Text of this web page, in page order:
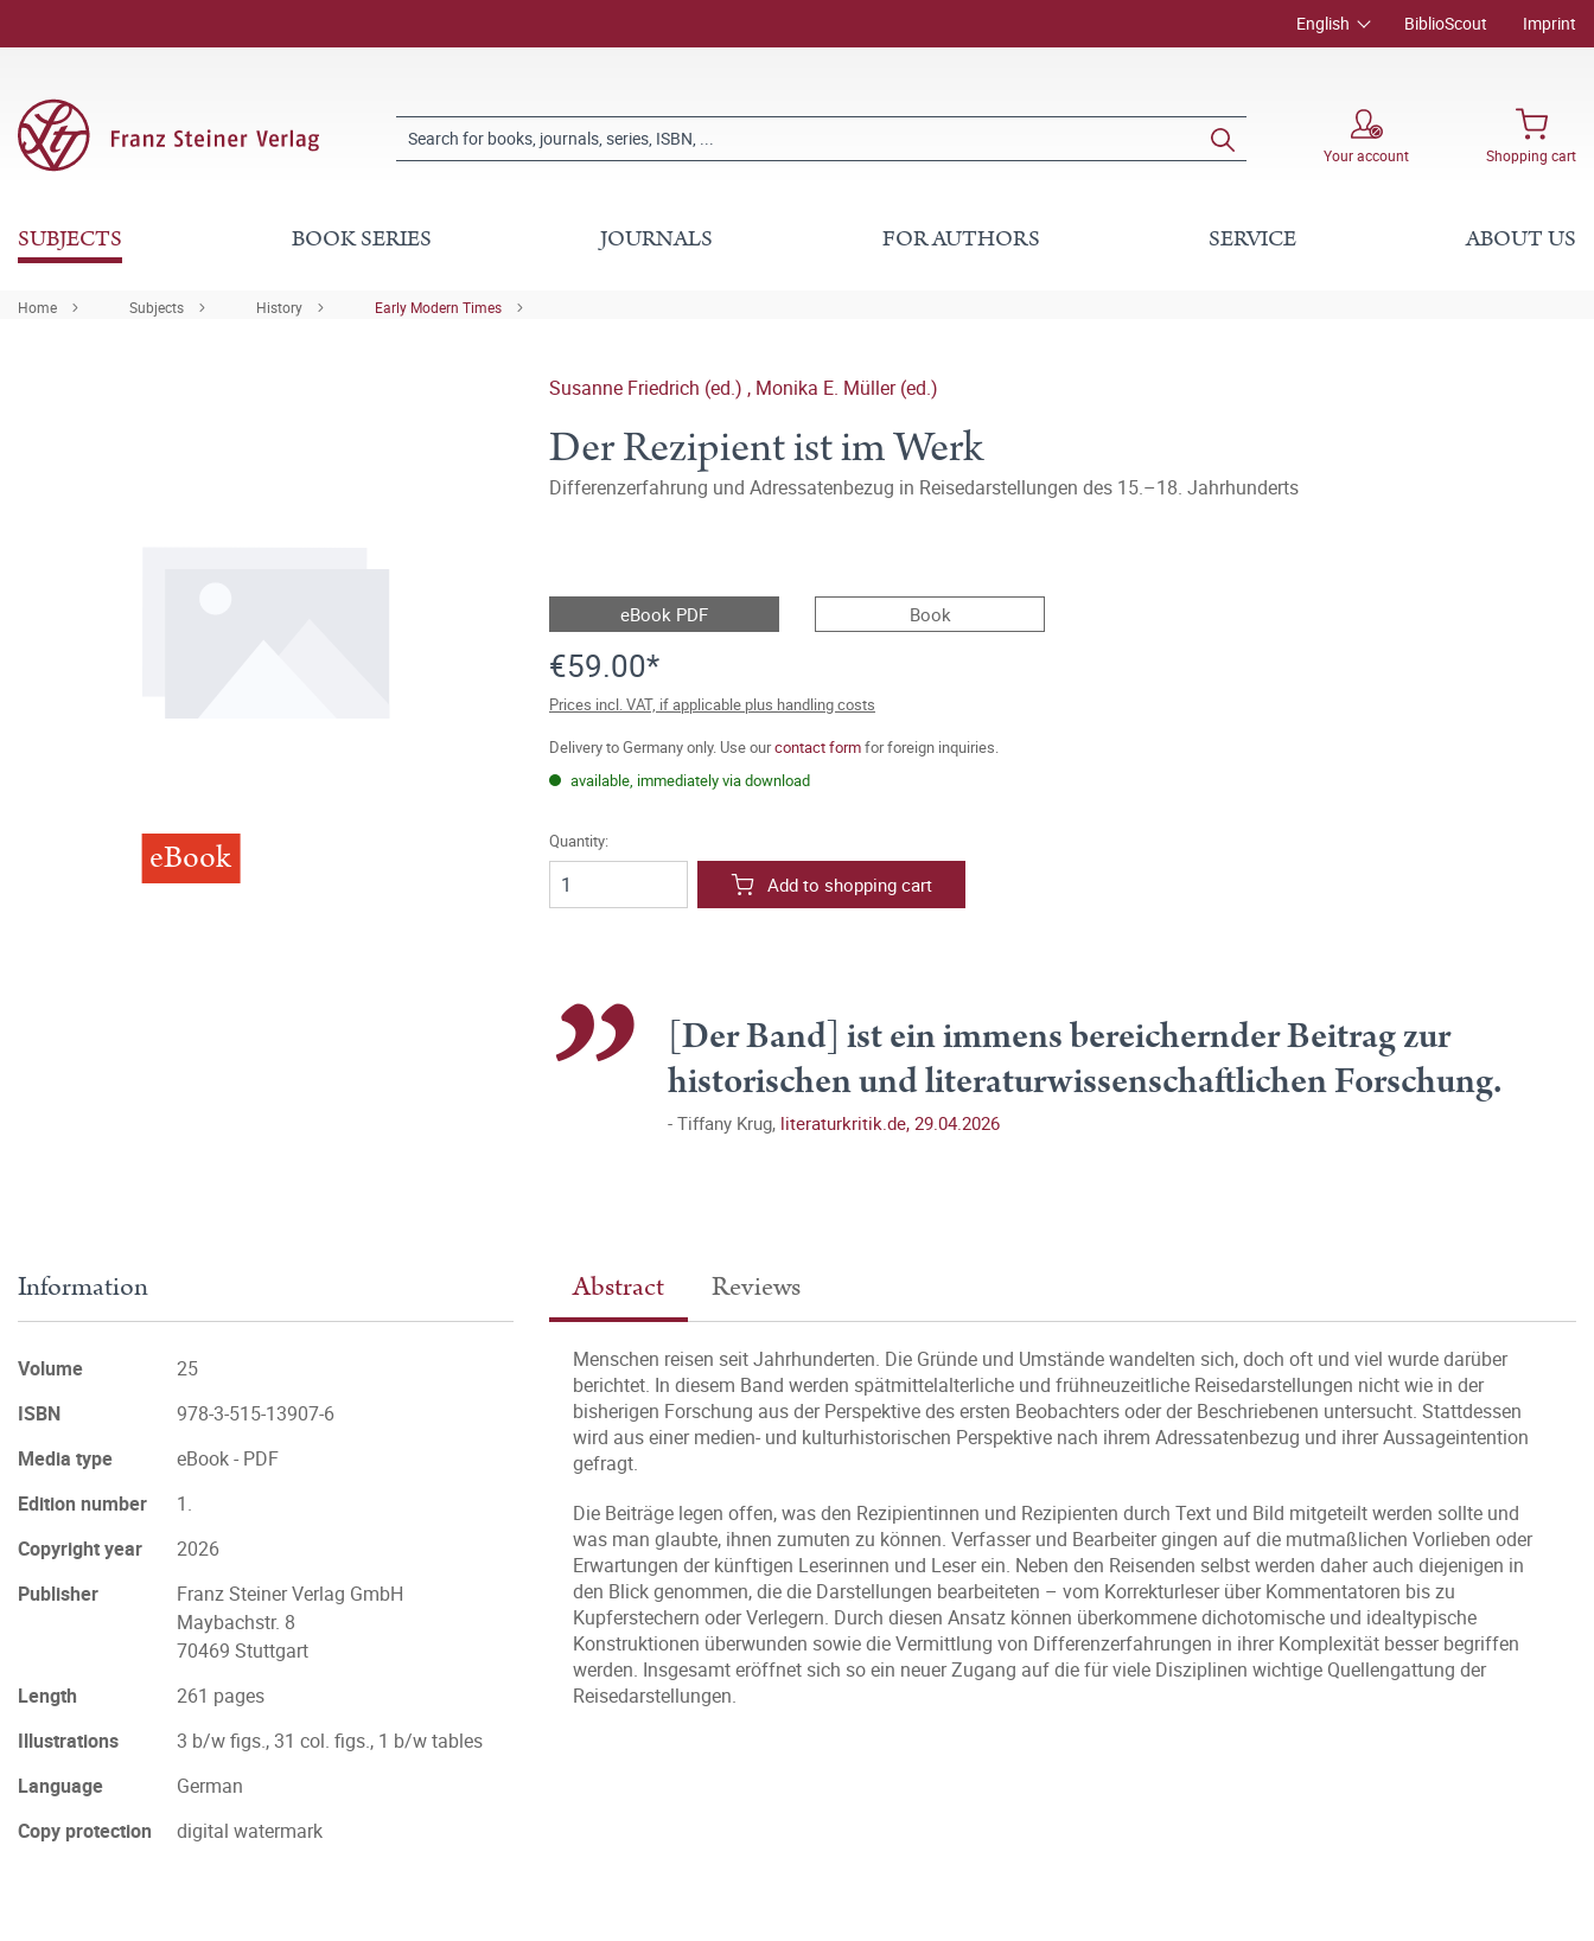
English BiblioScout Imprint
Your account Shopping cart
SUBJECTS BOOK SERIES JOURNALS FOR AUTHORS SERVICE ABOUT US
Home Subjects History Early Modern Times
eBook
Susanne Friedrich (ed.) , Monika E. Müller (ed.)
Der Rezipient ist im Werk
Differenzerfahrung und Adressatenbezug in Reisedarstellungen des 15.–18. Jahrhunderts
eBook PDF Book
€59.00*
Prices incl. VAT, if applicable plus handling costs
Delivery to Germany only. Use ourcontact formfor foreign inquiries.
available, immediately via download
Quantity:
Add to shopping cart
[Der Band] ist ein immens bereichernder Beitrag zur
historischen und literaturwissenschaftlichen Forschung.
Tiffany Krug, literaturkritik.de, 29.04.2026
Abstract Reviews
Menschen reisen seit Jahrhunderten. Die Gründe und Umstände wandelten sich, doch oft und viel wurde darüber
berichtet. In diesem Band werden spätmittelalterliche und frühneuzeitliche Reisedarstellungen nicht wie in der
bisherigen Forschung aus der Perspektive des ersten Beobachters oder der Beschriebenen untersucht. Stattdessen
wird aus einer medien- und kulturhistorischen Perspektive nach ihrem Adressatenbezug und ihrer Aussageintention
gefragt.
Die Beiträge legen offen, was den Rezipientinnen und Rezipienten durch Text und Bild mitgeteilt werden sollte und
was man glaubte, ihnen zumuten zu können. Verfasser und Bearbeiter gingen auf die mutmaßlichen Vorlieben oder
Erwartungen der künftigen Leserinnen und Leser ein. Neben den Reisenden selbst werden daher auch diejenigen in
den Blick genommen, die die Darstellungen bearbeiteten – vom Korrekturleser über Kommentatoren bis zu
Kupferstechern oder Verlegern. Durch diesen Ansatz können überkommene dichotomische und idealtypische
Konstruktionen überwunden sowie die Vermittlung von Differenzerfahrungen in ihrer Komplexität besser begriffen
werden. Insgesamt eröffnet sich so ein neuer Zugang auf die für viele Disziplinen wichtige Quellengattung der
Reisedarstellungen.
Information
Volume
25
ISBN
978-3-515-13907-6
Media type
eBook - PDF
Edition number
1.
Copyright year
2026
Publisher
Franz Steiner Verlag GmbH
Maybachstr. 8
70469 Stuttgart
Length
261 pages
Illustrations
3 b/w figs., 31 col. figs., 1 b/w tables
Language
German
Copy protection
digital watermark